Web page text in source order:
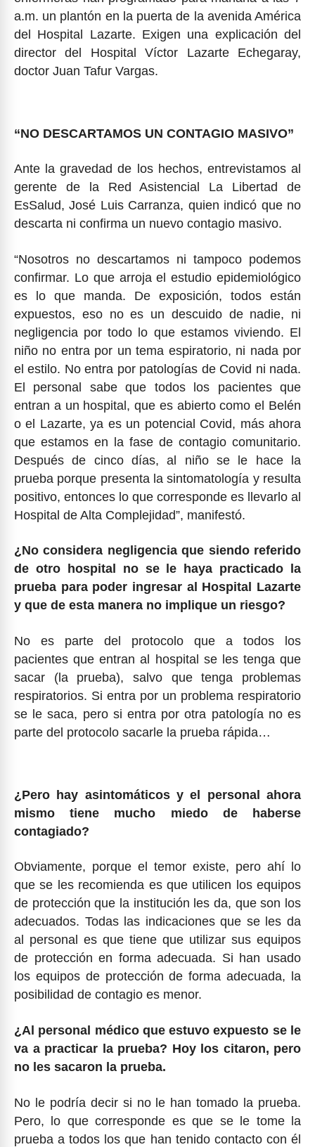
a.m. un plantón en la puerta de la avenida América
del Hospital Lazarte. Exigen una explicación del
director del Hospital Víctor Lazarte Echegaray,
doctor Juan Tafur Vargas.
“NO DESCARTAMOS UN CONTAGIO MASIVO”
Ante la gravedad de los hechos, entrevistamos al
gerente de la Red Asistencial La Libertad de
EsSalud, José Luis Carranza, quien indicó que no
descarta ni confirma un nuevo contagio masivo.
“Nosotros no descartamos ni tampoco podemos
confirmar. Lo que arroja el estudio epidemiológico
es lo que manda. De exposición, todos están
expuestos, eso no es un descuido de nadie, ni
negligencia por todo lo que estamos viviendo. El
niño no entra por un tema espiratorio, ni nada por
el estilo. No entra por patologías de Covid ni nada.
El personal sabe que todos los pacientes que
entran a un hospital, que es abierto como el Belén
o el Lazarte, ya es un potencial Covid, más ahora
que estamos en la fase de contagio comunitario.
Después de cinco días, al niño se le hace la
prueba porque presenta la sintomatología y resulta
positivo, entonces lo que corresponde es llevarlo al
Hospital de Alta Complejidad”, manifestó.
¿No considera negligencia que siendo referido
de otro hospital no se le haya practicado la
prueba para poder ingresar al Hospital Lazarte
y que de esta manera no implique un riesgo?
No es parte del protocolo que a todos los
pacientes que entran al hospital se les tenga que
sacar (la prueba), salvo que tenga problemas
respiratorios. Si entra por un problema respiratorio
se le saca, pero si entra por otra patología no es
parte del protocolo sacarle la prueba rápida…
¿Pero hay asintomáticos y el personal ahora
mismo tiene mucho miedo de haberse
contagiado?
Obviamente, porque el temor existe, pero ahí lo
que se les recomienda es que utilicen los equipos
de protección que la institución les da, que son los
adecuados. Todas las indicaciones que se les da
al personal es que tiene que utilizar sus equipos
de protección en forma adecuada. Si han usado
los equipos de protección de forma adecuada, la
posibilidad de contagio es menor.
¿Al personal médico que estuvo expuesto se le
va a practicar la prueba? Hoy los citaron, pero
no les sacaron la prueba.
No le podría decir si no le han tomado la prueba.
Pero, lo que corresponde es que se le tome la
prueba a todos los que han tenido contacto con él